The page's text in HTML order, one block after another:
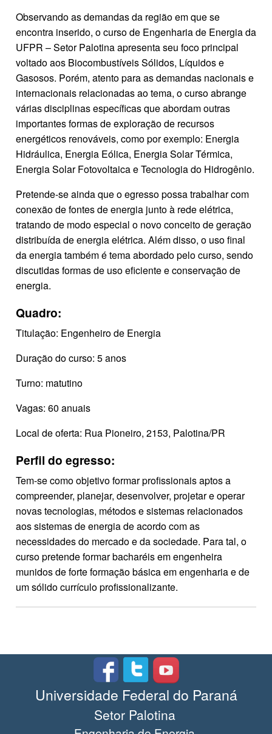
Observando as demandas da região em que se
encontra inserido, o curso de Engenharia de Energia da
UFPR – Setor Palotina apresenta seu foco principal
voltado aos Biocombustíveis Sólidos, Líquidos e
Gasosos. Porém, atento para as demandas nacionais e
internacionais relacionadas ao tema, o curso abrange
várias disciplinas específicas que abordam outras
importantes formas de exploração de recursos
energéticos renováveis, como por exemplo: Energia
Hidráulica, Energia Eólica, Energia Solar Térmica,
Energia Solar Fotovoltaica e Tecnologia do Hidrogênio.
Pretende-se ainda que o egresso possa trabalhar com
conexão de fontes de energia junto à rede elétrica,
tratando de modo especial o novo conceito de geração
distribuída de energia elétrica. Além disso, o uso final
da energia também é tema abordado pelo curso, sendo
discutidas formas de uso eficiente e conservação de
energia.
Quadro:
Titulação: Engenheiro de Energia
Duração do curso: 5 anos
Turno: matutino
Vagas: 60 anuais
Local de oferta: Rua Pioneiro, 2153, Palotina/PR
Perfil do egresso:
Tem-se como objetivo formar profissionais aptos a
compreender, planejar, desenvolver, projetar e operar
novas tecnologias, métodos e sistemas relacionados
aos sistemas de energia de acordo com as
necessidades do mercado e da sociedade. Para tal, o
curso pretende formar bacharéis em engenheira
munidos de forte formação básica em engenharia e de
um sólido currículo profissionalizante.
Universidade Federal do Paraná
Setor Palotina